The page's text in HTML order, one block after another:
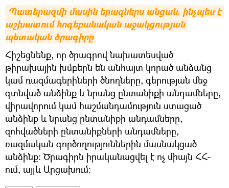
Պատերազմի մասին երազներս անցան. ինչպես է
աշխատում հոգեբանական աջակցության
պետական ծրագիրը
Հիշեցնենք, որ ծրագրով նախատեսված
թիրախային խմբերն են անհայտ կորած անձանց
կամ ռազմագերիների ծնողները, գերության մեջ
գտնված անձինք և նրանց ընտանիքի անդամները,
վիրավորում կամ հաշմանդամություն ստացած
անձինք և նրանց ընտանիքի անդամները,
զոհվածների ընտանիքների անդամները,
ռազմական գործողություններին մասնակցած
անձինք: Ծրագիրն իրականացվել է ոչ միայն ՀՀ-
ում, այլև Արցախում: